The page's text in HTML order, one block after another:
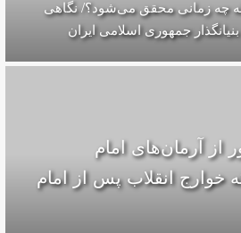
چه زمانی محقق می‌شود؟/ نگاهی
جمهوری اسلامی ایران
از آرمان‌های امام
خوارج انقلاب پس از امام